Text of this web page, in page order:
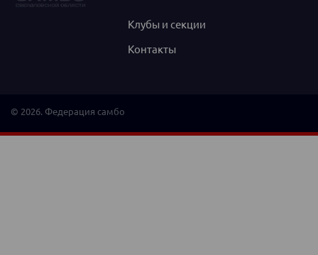
Клубы и секции
Контакты
© 2026. Федерация самбо